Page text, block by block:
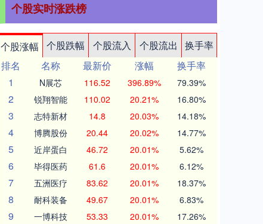
个股实时涨跌榜
个股涨幅 个股跌幅 个股流入 个股流出
换手率
排名
名称 最新价 涨幅
换手率
1
N展芯 116.52 396.89% 79.39%
2 锐翔智能 110.02 20.21% 16.80%
3 志特新材 14.8 20.03% 14.18%
4 博腾股份 20.44 20.02% 14.77%
5 近岸蛋白 46.72 20.01% 5.62%
6 毕得医药 61.6 20.01% 6.12%
7 五洲医疗 83.62 20.01% 18.37%
8 耐科装备 49.67 20.01% 6.83%
9 一博科技 53.33 20.01% 17.26%